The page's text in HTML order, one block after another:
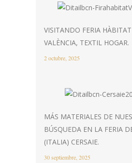
VISITANDO FERIA
VALÈNCIA, TEXTIL HOGAR.
2 octubre, 2025
MÁS MATERIALES DE
BÚSQUEDA EN LA FERIA
(ITALIA) CERSAIE.
30 septiembre, 2025